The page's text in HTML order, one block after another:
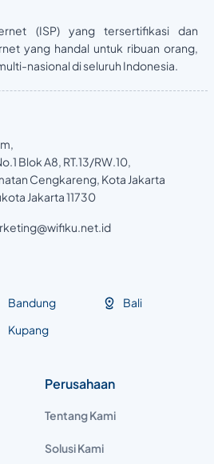
(ISP) yang tersertifikasi dan
yang handal untuk ribuan orang,
nasional di seluruh Indonesia.
Blok A8, RT.13/RW.10,
Cengkareng, Kota Jakarta
Jakarta 11730
Bandung
Kupang
Bali
Perusahaan
Tentang Kami
Solusi Kami